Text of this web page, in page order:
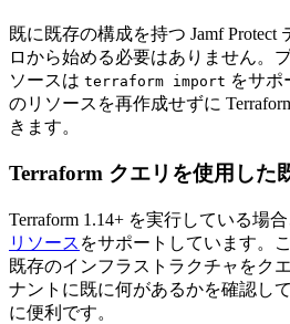
既に既存の構成を持つ Jamf
ロから始める必要はありません。
ソースは terraform import をサポ
のリソースを再作成せずに
きます。
Terraform クエリを使用した
Terraform 1.14+ を実行している場
リソース をサポートしています。
既存のインフラストラクチャをク
ナントに既に何があるかを確認し
に便利です。